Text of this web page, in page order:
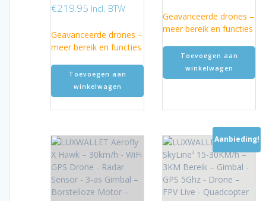
€219.95 Incl. BTW
Geavanceerde drones –
meer bereik en functies
Toevoegen aan
winkelwagen
Geavanceerde drones –
meer bereik en functies
Toevoegen aan
winkelwagen
Aanbieding!